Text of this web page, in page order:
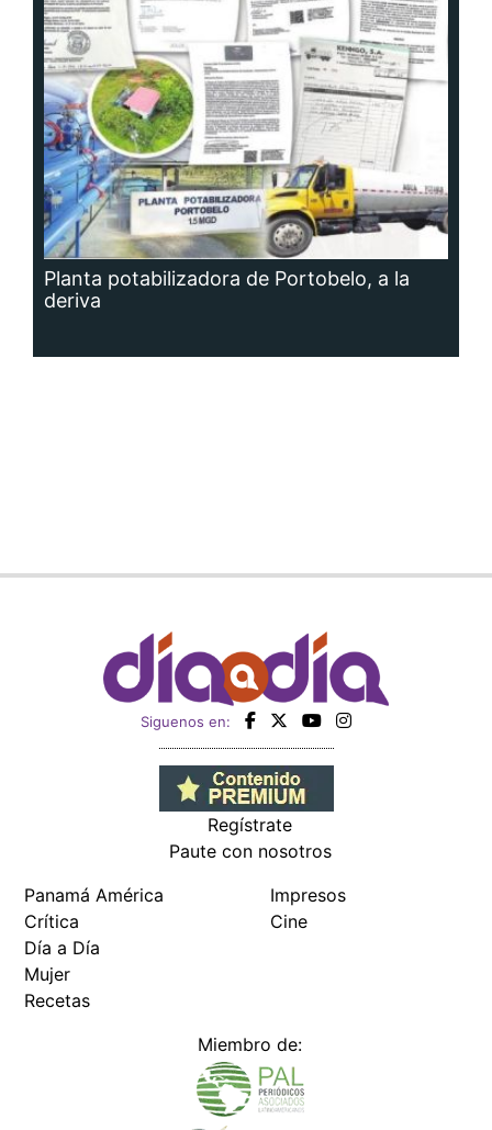
Planta potabilizadora de Portobelo, a la
deriva
Siguenos en:
Regístrate
Paute con nosotros
Panamá América
Crítica
Día a Día
Mujer
Recetas
Impresos
Cine
Miembro de: